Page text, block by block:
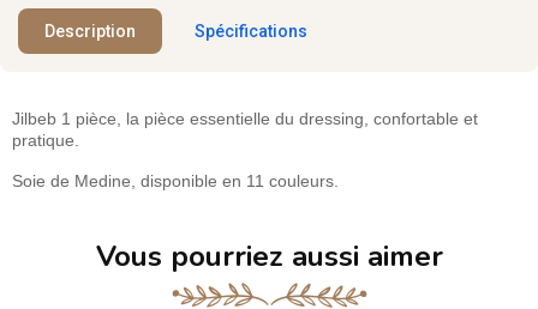
Description Spécifications
Jilbeb 1 pièce, la pièce essentielle du dressing, confortable et
pratique.
Soie de Medine, disponible en 11 couleurs.
Vous pourriez aussi aimer